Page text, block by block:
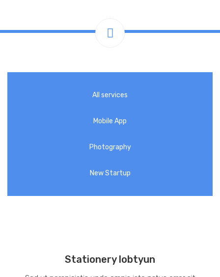
All services
Mobile App
Photography
New Startup
Stationery lobtyun